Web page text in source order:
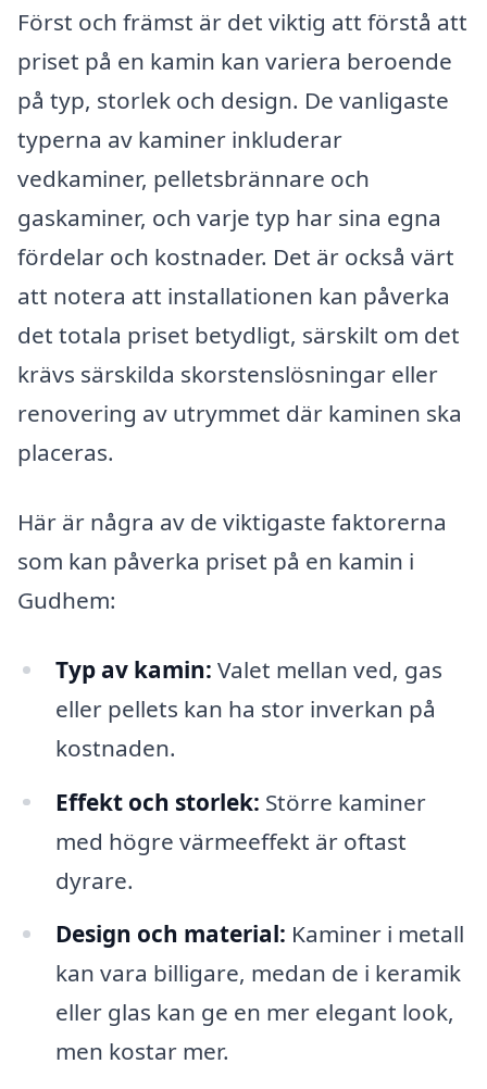
Först och främst är det viktig att förstå att
priset på en kamin kan variera beroende
på typ, storlek och design. De vanligaste
typerna av kaminer inkluderar
vedkaminer, pelletsbrännare och
gaskaminer, och varje typ har sina egna
fördelar och kostnader. Det är också värt
att notera att installationen kan påverka
det totala priset betydligt, särskilt om det
krävs särskilda skorstenslösningar eller
renovering av utrymmet där kaminen ska
placeras.
Här är några av de viktigaste faktorerna
som kan påverka priset på en kamin i
Gudhem:
Typ av kamin: Valet mellan ved, gas
eller pellets kan ha stor inverkan på
kostnaden.
Effekt och storlek: Större kaminer
med högre värmeeffekt är oftast
dyrare.
Design och material: Kaminer i metall
kan vara billigare, medan de i keramik
eller glas kan ge en mer elegant look,
men kostar mer.